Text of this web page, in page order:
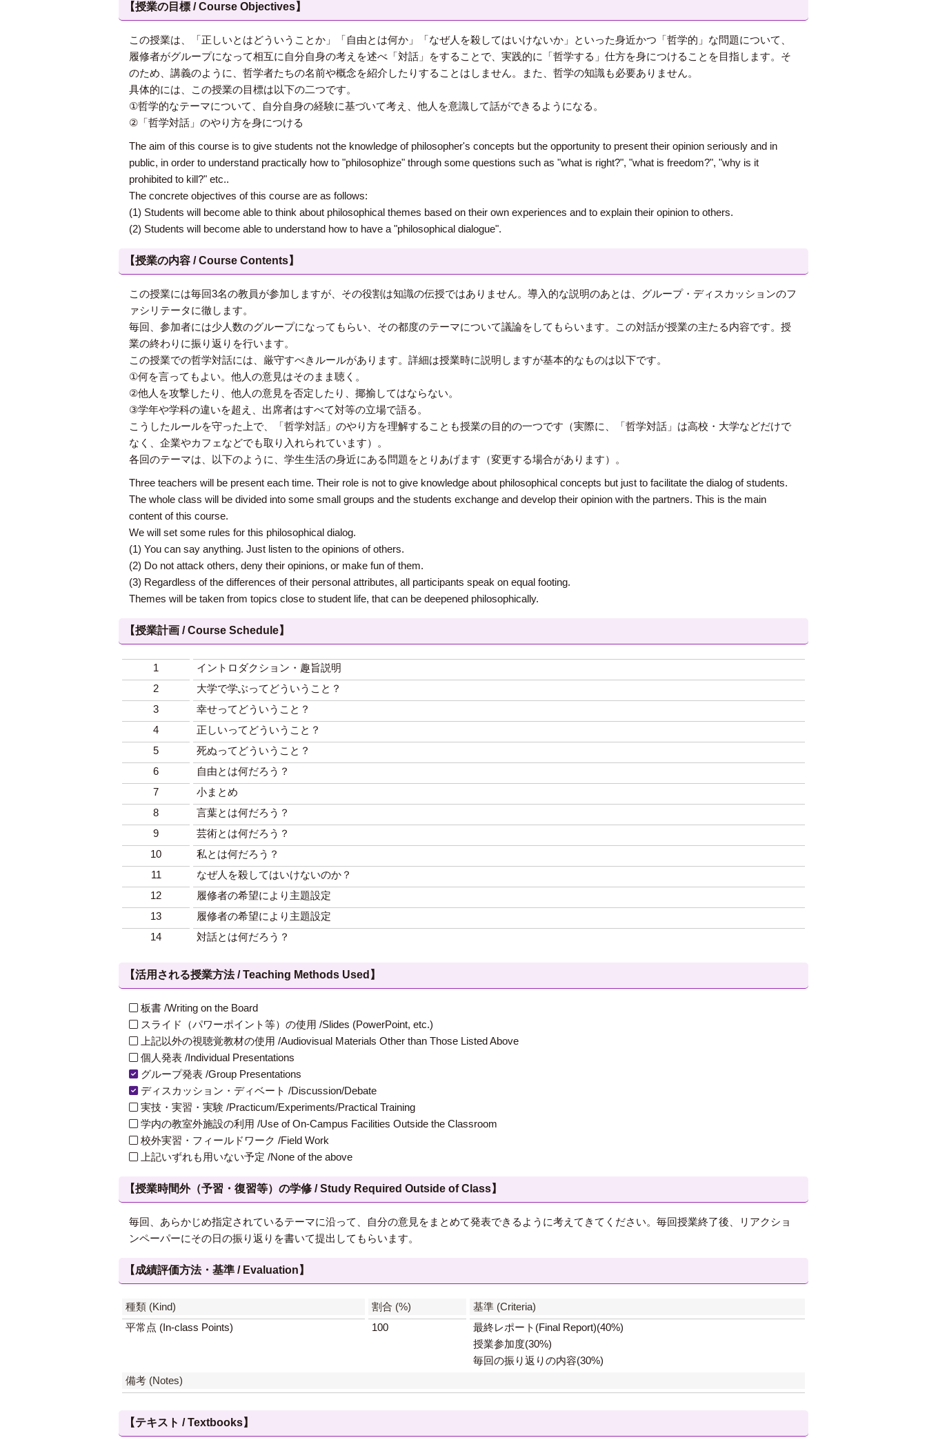
【授業の目標 / Course Objectives】
この授業は、「正しいとはどういうことか」「自由とは何か」「なぜ人を殺してはいけないか」といった身近かつ「哲学的」な問題について、
履修者がグループになって相互に自分自身の考えを述べ「対話」をすることで、実践的に「哲学する」仕方を身につけることを目指します。そ
のため、講義のように、哲学者たちの名前や概念を紹介したりすることはしません。また、哲学の知識も必要ありません。
具体的には、この授業の目標は以下の二つです。
①哲学的なテーマについて、自分自身の経験に基づいて考え、他人を意識して話ができるようになる。
②「哲学対話」のやり方を身につける
The aim of this course is to give students not the knowledge of philosopher's concepts but the opportunity to present their opinion seriously and in
public, in order to understand practically how to "philosophize" through some questions such as "what is right?", "what is freedom?", "why is it
prohibited to kill?" etc..
The concrete objectives of this course are as follows:
(1) Students will become able to think about philosophical themes based on their own experiences and to explain their opinion to others.
(2) Students will become able to understand how to have a "philosophical dialogue".
【授業の内容 / Course Contents】
この授業には毎回3名の教員が参加しますが、その役割は知識の伝授ではありません。導入的な説明のあとは、グループ・ディスカッションのフ
ァシリテータに徹します。
毎回、参加者には少人数のグループになってもらい、その都度のテーマについて議論をしてもらいます。この対話が授業の主たる内容です。授
業の終わりに振り返りを行います。
この授業での哲学対話には、厳守すべきルールがあります。詳細は授業時に説明しますが基本的なものは以下です。
①何を言ってもよい。他人の意見はそのまま聴く。
②他人を攻撃したり、他人の意見を否定したり、揶揄してはならない。
③学年や学科の違いを超え、出席者はすべて対等の立場で語る。
こうしたルールを守った上で、「哲学対話」のやり方を理解することも授業の目的の一つです（実際に、「哲学対話」は高校・大学などだけで
なく、企業やカフェなどでも取り入れられています）。
各回のテーマは、以下のように、学生生活の身近にある問題をとりあげます（変更する場合があります）。
Three teachers will be present each time. Their role is not to give knowledge about philosophical concepts but just to facilitate the dialog of students.
The whole class will be divided into some small groups and the students exchange and develop their opinion with the partners. This is the main
content of this course.
We will set some rules for this philosophical dialog.
(1) You can say anything. Just listen to the opinions of others.
(2) Do not attack others, deny their opinions, or make fun of them.
(3) Regardless of the differences of their personal attributes, all participants speak on equal footing.
Themes will be taken from topics close to student life, that can be deepened philosophically.
【授業計画 / Course Schedule】
1
イントロダクション・趣旨説明
2
大学で学ぶってどういうこと？
3
幸せってどういうこと？
4
正しいってどういうこと？
5
死ぬってどういうこと？
6
自由とは何だろう？
7
小まとめ
8
言葉とは何だろう？
9
芸術とは何だろう？
10
私とは何だろう？
11
なぜ人を殺してはいけないのか？
12
履修者の希望により主題設定
13
履修者の希望により主題設定
14
対話とは何だろう？
【活用される授業方法 / Teaching Methods Used】
板書 /Writing on the Board
スライド（パワーポイント等）の使用 /Slides (PowerPoint, etc.)
上記以外の視聴覚教材の使用 /Audiovisual Materials Other than Those Listed Above
個人発表 /Individual Presentations
グループ発表 /Group Presentations
ディスカッション・ディベート /Discussion/Debate
実技・実習・実験 /Practicum/Experiments/Practical Training
学内の教室外施設の利用 /Use of On-Campus Facilities Outside the Classroom
校外実習・フィールドワーク /Field Work
上記いずれも用いない予定 /None of the above
【授業時間外（予習・復習等）の学修 / Study Required Outside of Class】
毎回、あらかじめ指定されているテーマに沿って、自分の意見をまとめて発表できるように考えてきてください。毎回授業終了後、リアクショ
ンペーパーにその日の振り返りを書いて提出してもらいます。
【成績評価方法・基準 / Evaluation】
種類 (Kind) 割合 (%)
基準 (Criteria)
平常点 (In-class Points)
100
最終レポート(Final Report)(40%)
授業参加度(30%)
毎回の振り返りの内容(30%)
備考 (Notes)
【テキスト / Textbooks】